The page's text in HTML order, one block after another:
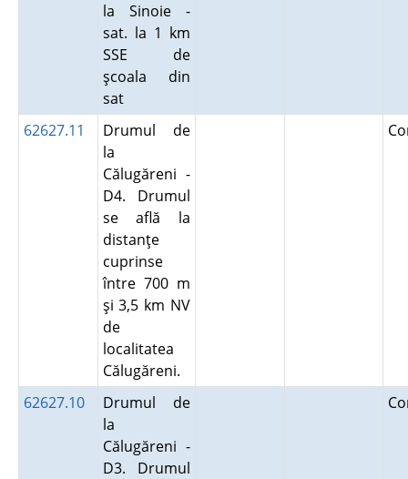
la Sinoie -
sat. la 1 km
SSE de
şcoala din
sat
62627.11
Drumul de
la
Călugăreni -
D4. Drumul
se află la
distanţe
cuprinse
între 700 m
şi 3,5 km NV
de
localitatea
Călugăreni.
62627.10
Drumul de
la
Călugăreni -
D3. Drumul